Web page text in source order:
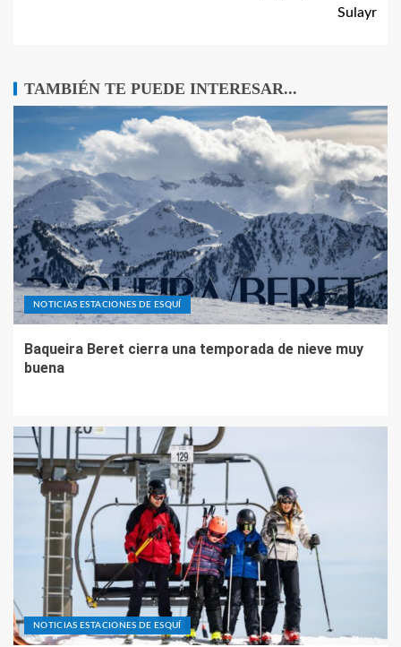
Sulayr
TAMBIÉN TE PUEDE INTERESAR...
NOTICIAS ESTACIONES DE ESQUÍ
Baqueira Beret cierra una temporada de nieve muy
buena
NOTICIAS ESTACIONES DE ESQUÍ